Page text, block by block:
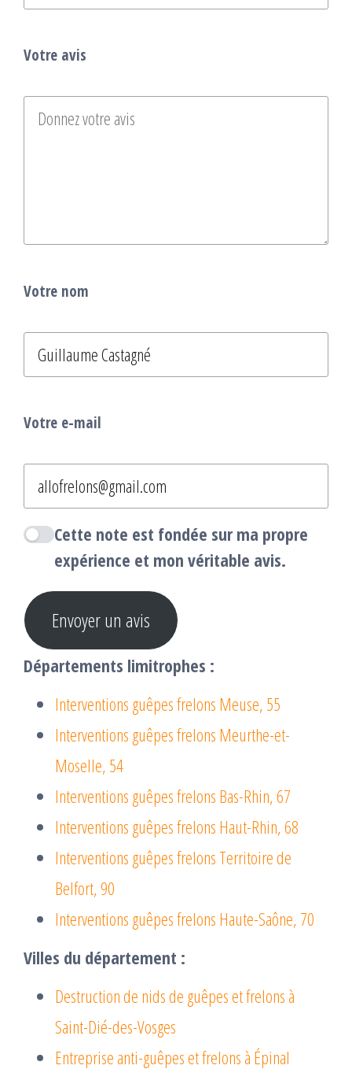
Votre avis
Votre nom
Votre e-mail
Cette note est fondée sur ma propre
expérience et mon véritable avis.
Envoyer un avis
Départements limitrophes :
Interventions guêpes frelons Meuse, 55
Interventions guêpes frelons Meurthe-et-
Moselle, 54
Interventions guêpes frelons Bas-Rhin, 67
Interventions guêpes frelons Haut-Rhin, 68
Interventions guêpes frelons Territoire de
Belfort, 90
Interventions guêpes frelons Haute-Saône, 70
Villes du département :
Destruction de nids de guêpes et frelons à
Saint-Dié-des-Vosges
Entreprise anti-guêpes et frelons à Épinal